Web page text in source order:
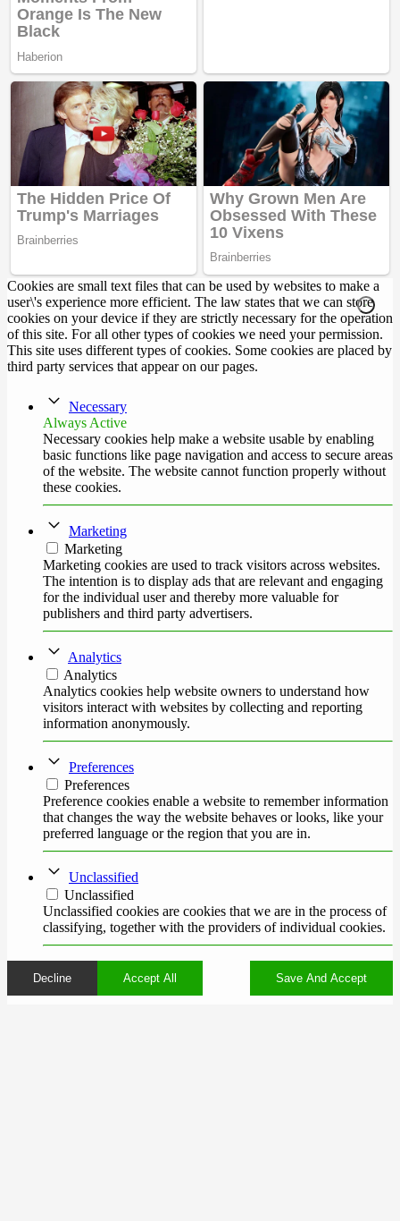
Cookies are small text files that can be used by websites to make a
user\'s experience more efficient. The law states that we can store
cookies on your device if they are strictly necessary for the operation
of this site. For all other types of cookies we need your permission.
This site uses different types of cookies. Some cookies are placed by
third party services that appear on our pages.
Necessary
Always Active
Necessary cookies help make a website usable by enabling
basic functions like page navigation and access to secure areas
of the website. The website cannot function properly without
these cookies.
Marketing
Marketing
Marketing cookies are used to track visitors across websites.
The intention is to display ads that are relevant and engaging
for the individual user and thereby more valuable for
publishers and third party advertisers.
Analytics
Analytics
Analytics cookies help website owners to understand how
visitors interact with websites by collecting and reporting
information anonymously.
Preferences
Preferences
Preference cookies enable a website to remember information
that changes the way the website behaves or looks, like your
preferred language or the region that you are in.
Unclassified
Unclassified
Unclassified cookies are cookies that we are in the process of
classifying, together with the providers of individual cookies.
Decline Accept All Save And Accept